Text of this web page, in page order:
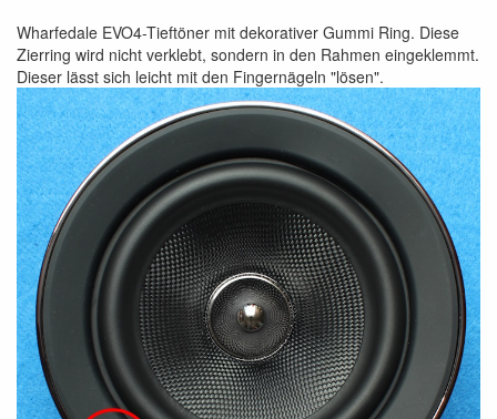
Wharfedale EVO4-Tieftöner mit dekorativer Gummi Ring. Diese
Zierring wird nicht verklebt, sondern in den Rahmen eingeklemmt.
Dieser lässt sich leicht mit den Fingernägeln "lösen".